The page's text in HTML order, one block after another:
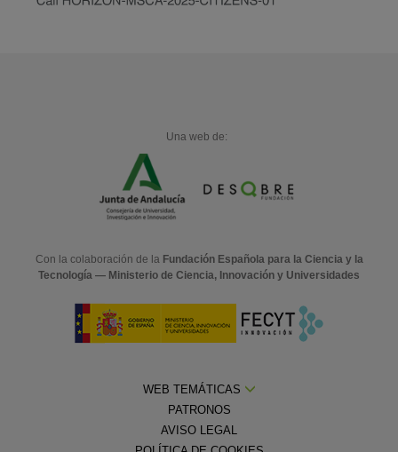
Una web de:
Con la colaboración de la Fundación Española para la Ciencia y la
Tecnología — Ministerio de Ciencia, Innovación y Universidades
WEB TEMÁTICAS
PATRONOS
AVISO LEGAL